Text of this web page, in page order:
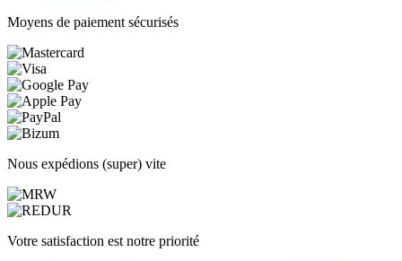
Moyens de paiement sécurisés
Nous expédions (super) vite
Votre satisfaction est notre priorité